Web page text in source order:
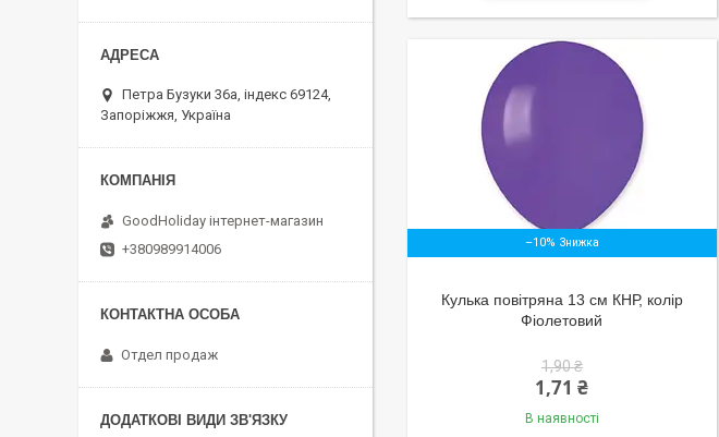
–10%
Кулька повітряна 13 см КНР, колір
Фіолетовий
1,90 ₴
1,71 ₴
В наявності
Петра Бузуки 36a, індекс 69124,
Запоріжжя, Україна
GoodHoliday інтернет-магазин
+380989914006
Отдел продаж